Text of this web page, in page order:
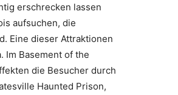
erschrecken lassen
aufsuchen, die
Eine dieser Attraktionen
Im Basement of the
die Besucher durch
Haunted Prison,